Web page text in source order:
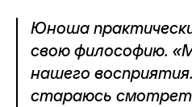
Юноша
свою философию.
нашего
стараюсь